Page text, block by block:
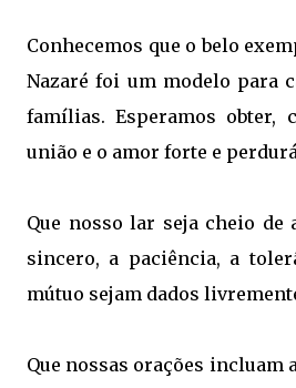
Conhecemos que o belo
Nazaré foi um modelo para
famílias.Esperamos obter,
união e o amor forte e
Que nosso lar seja cheio de
sincero, a paciência, a
mútuo sejam dados
Que nossas orações incluam